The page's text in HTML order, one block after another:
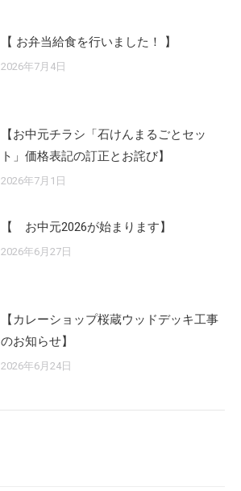
【 お弁当給食を行いました！ 】
2026年7月4日
【お中元チラシ「石けんまるごとセッ
ト」価格表記の訂正とお詫び】
2026年7月1日
【 お中元2026が始まります】
2026年6月27日
【カレーショップ桜蔵ウッドデッキ工事
のお知らせ】
2026年6月24日